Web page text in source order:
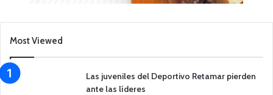
Most Viewed
Las juveniles del Deportivo Retamar pierden
ante las líderes